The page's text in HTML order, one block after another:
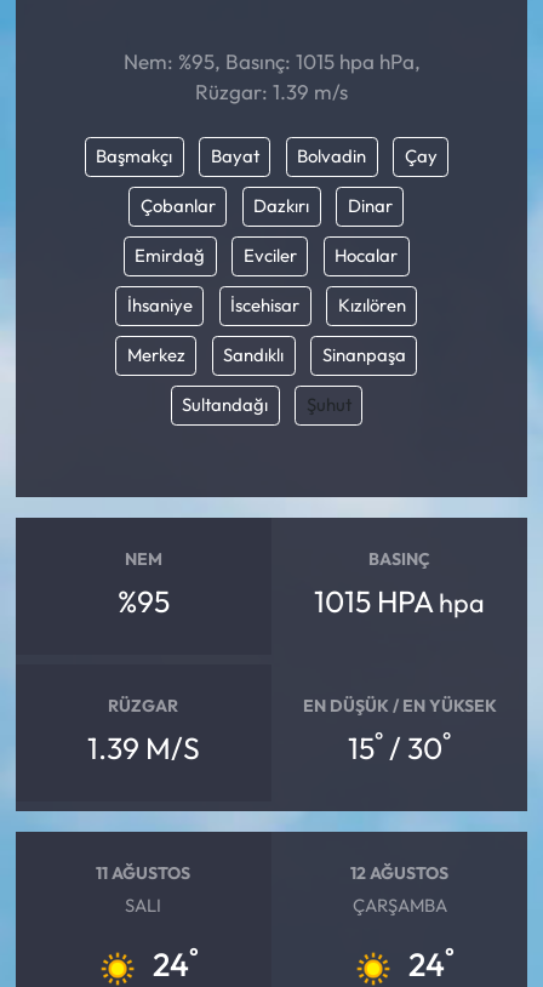
Nem: %95, Basınç: 1015 hpa hPa,
Rüzgar: 1.39 m/s
Başmakçı Bayat Bolvadin Çay
Çobanlar Dazkırı Dinar
Emirdağ Evciler Hocalar
İhsaniye İscehisar Kızılören
Merkez Sandıklı Sinanpaşa
Sultandağı Şuhut
NEM
%95
BASINÇ
1015 HPA hpa
RÜZGAR
1.39 M/S
EN DÜŞÜK / EN YÜKSEK
15° / 30°
11 AĞUSTOS
SALI
24°
12 AĞUSTOS
ÇARŞAMBA
24°